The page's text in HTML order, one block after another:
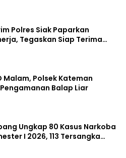
Polres Siak Paparkan
Tegaskan Siap Terima
Malam, Polsek Kateman
Balap Liar
Ungkap 80 Kasus Narkoba
I 2026, 113 Tersangka